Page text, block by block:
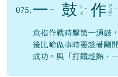
075. 一 ㄧ 鼓 ㄍ
ㄨ ˇ 作 ㄗ
ㄨ
ㄛ
ˋ
意指作戰時擊第一通鼓
後比喻做事時要趁著剛
成功。與「打鐵趁熱、